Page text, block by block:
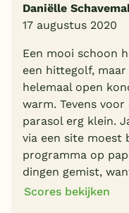
Daniëlle
17 augustus 2020
Een mooi schoon
een hittegolf,
helemaal open
warm. Tevens
parasol erg klein.
via een site moest
programma op
dingen gemist,
Scores bekijken